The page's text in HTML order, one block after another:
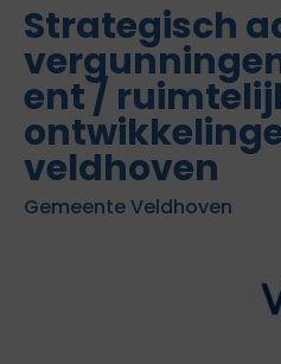
Strategisch
ent /
veldhoven
Gemeente Veldhoven